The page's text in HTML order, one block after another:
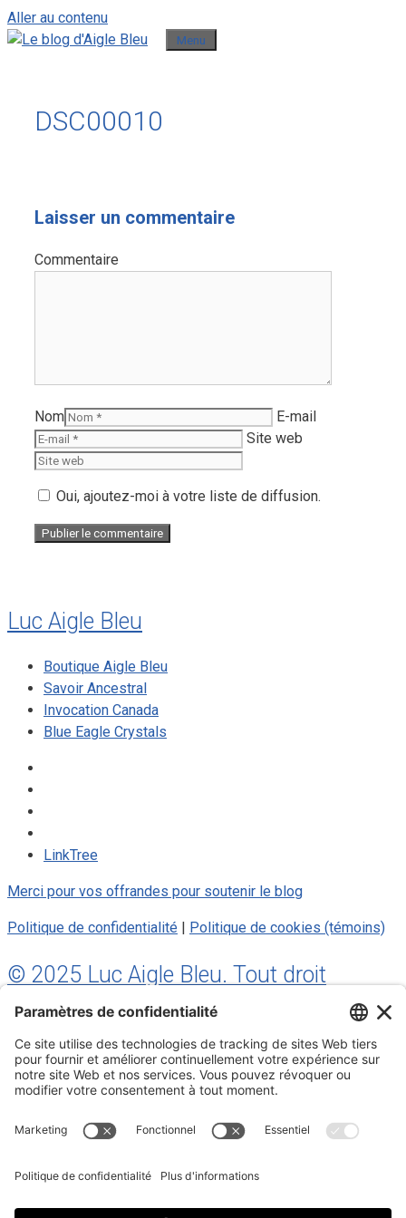
Aller au contenu
Menu
DSC00010
Laisser un commentaire
Commentaire
Nom
E-mail
Site web
Oui, ajoutez-moi à votre liste de diffusion.
Luc Aigle Bleu
Boutique Aigle Bleu
Savoir Ancestral
Invocation Canada
Blue Eagle Crystals
LinkTree
Merci pour vos offrandes pour soutenir le blog
Politique de confidentialité Politique de cookies (témoins)
© 2025 Luc Aigle Bleu. Tout droit
réservé.
S'inscrire à mon Infolettre